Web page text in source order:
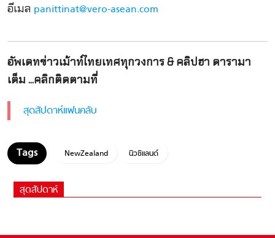
อีเมล panittinat@vero-asean.com
อัพเดทข่าวเม้าท์ไทยเทศทุกวงการ & คลิปฮา ดารามา
เต็ม ...คลิกติดตามที่
สุดสัปดาห์แฟนคลับ
NewZealand นิวซีแลนด์
สุดสัปดาห์